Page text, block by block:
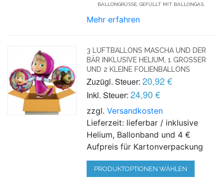
BALLONGRÜSSE, GEFÜLLT MIT BALLONGAS.
Mehr erfahren
3 LUFTBALLONS MASCHA UND DER
BÄR INKLUSIVE HELIUM, 1 GROSSER U
ND 2 KLEINE FOLIENBALLONS
Zuzügl. Steuer: 20,92 €
Inkl. Steuer: 24,90 €
zzgl.Versandkosten
Lieferzeit: lieferbar / inklusive
Helium, Ballonband und 4 €
Aufpreis für Kartonverpackung
PRODUKTOPTIONEN WÄHLEN